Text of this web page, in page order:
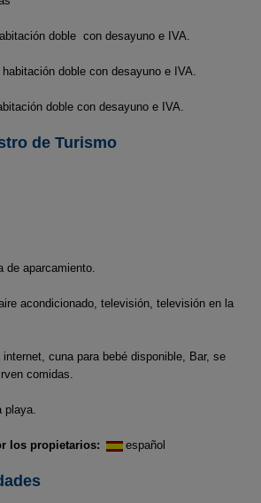
doble con desayuno e IVA.
doble con desayuno e IVA.
doble con desayuno e IVA.
de Turismo
de aparcamiento.
acondicionado, televisión, televisión en la
cuna para bebé disponible, Bar, se
comidas.
playa.
los propietarios: español